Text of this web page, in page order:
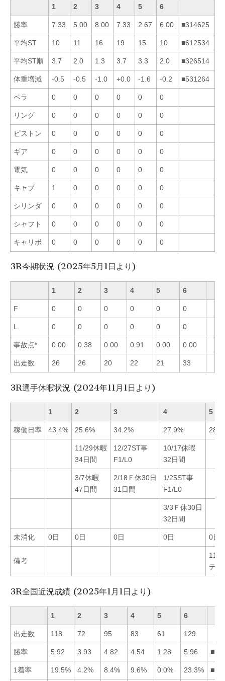
1 2 3 4 5 6
勝率 7.33 5.00 8.00 7.33 2.67 6.00 ■314625
平均ST 10 11 16 19 15 10 ■612534
平均ST順 3.7 2.0 1.3 3.7 3.3 2.0 ■326514
体重増減 -0.5 -0.5 -1.0 +0.0 -1.6 -0.2 ■531264
ペラ 0 0 0 0 0 0
リング 0 0 0 0 0 0
ピストン 0 0 0 0 0 0
ギア 0 0 0 0 0 0
電気 0 0 0 0 0 0
キャブ 1 0 0 0 0 0
シリンダ 0 0 0 0 0 0
シャフト 0 0 0 0 0 0
キャリボ 0 0 0 0 0 0
3R今期状況 (2025年5月1日より)
1 2 3 4 5 6
F 0 0 0 0 0 0
L 0 0 0 0 0 0
事故点* 0.00 0.38 0.00 0.91 0.00 0.00
出走数 26 26 20 22 21 33
3R選手休暇状況 (2024年11月1日より)
1 2 3 4 5
稼働日率 43.4% 25.6% 34.2% 27.9%
11/29休暇
34日間
12/27ST事
F1/L0
10/17休暇
32日間
3/7休暇
47日間
2/18Ｆ休30日
31日間
1/25ST事
F1/L0
3/3Ｆ休30日
32日間
未消化 0日 0日 0日 0日 0日
備考
11/
デビ
3R全国近況成績 (2025年1月1日より)
1 2 3 4 5 6
出走数 118 72 95 83 61 129
勝率 5.92 3.93 4.82 4.54 1.28 5.96
1着率 19.5% 4.2% 8.4% 9.6% 0.0% 23.3%